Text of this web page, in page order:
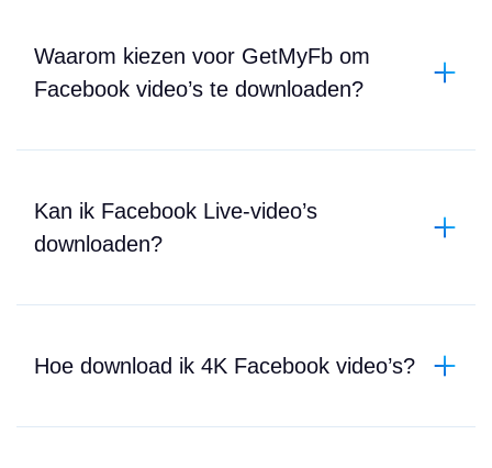
Waarom kiezen voor GetMyFb om
Facebook video’s te downloaden?
Kan ik Facebook Live-video’s
downloaden?
Hoe download ik 4K Facebook video’s?